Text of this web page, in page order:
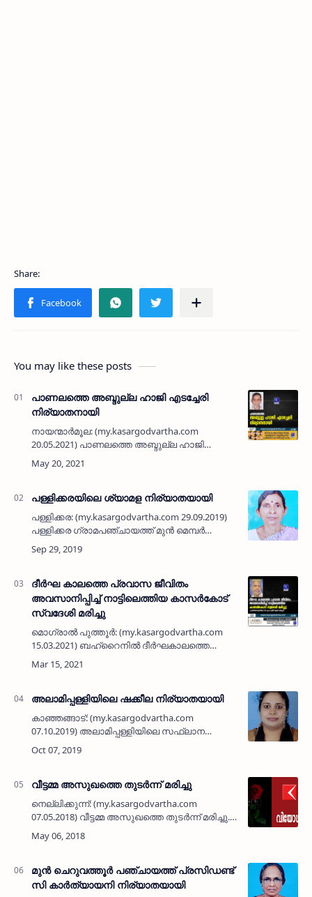
You may like these posts
പാണലത്തെ അബ്ദുല്ല ഹാജി എടച്ചേരി
നിര്യാതനായി
നായന്മാർമൂല: (my.kasargodvartha.com
20.05.2021) പാണലത്തെ അബ്ദുല്ല ഹാജി
എടച്ചേരി (70) നിര്യാതനായി. കാസർകോട് പഴയ
ബസ് സ്റ്റാൻഡ് എം ജി റോഡിൽ ത്വാഹിറ
പള്ളിക്കരയിലെ ശ്യാമള നിര്യാതയായി
പള്ളിക്കര: (my.kasargodvartha.com 29.09.2019)
പള്ളിക്കര ഗ്രാമപഞ്ചായത്ത് മുന്‍ മെമ്പര്‍
പള്ളിക്കര ചര്‍ച്ചിന് സമീപത്തെ ശ്യാമള (60)
നിര്യാതയായി. ഭര്‍ത്താവ്: പള്ളിക്കര മണ്ഡലം
ദീർഘ കാലത്തെ പ്രവാസ ജീവിതം
അവസാനിപ്പിച്ച് നാട്ടിലെത്തിയ കാസർകോട്
സ്വദേശി മരിച്ചു
മൊഗ്രാൽ പുത്തൂർ: (my.kasargodvartha.com
15.03.2021) ബഹ്‌റൈനിൽ ദീർഘകാലത്തെ
പ്രവാസ ജീവിതം അവസാനിപ്പിച്ച് നാട്ടിലെത്തിയ
കാസർകോട് സ്വദേശി മരിച്ചു.
അലാമിപ്പള്ളിയിലെ ഷക്കീല നിര്യാതയായി
കാഞ്ഞങ്ങാട്: (my.kasargodvartha.com
07.10.2019) അലാമിപ്പള്ളിയിലെ സഫ്‌ലാന
മന്‍സിലില്‍ മുഹമ്മദ്കുഞ്ഞി (സബ്
എഞ്ചിനീയര്‍, കെ എസ് ഇ ബി, ചിത്താരി)യുടെ
വീട്ടമ്മ അസുഖത്തെ തുടര്‍ന്ന് മരിച്ചു
നെല്ലിക്കുന്ന്: (my.kasargodvartha.com
07.05.2018) വീട്ടമ്മ അസുഖത്തെ തുടര്‍ന്ന് മരിച്ചു.
ബങ്കരക്കുന്ന് കുദൂര്‍ റോഡിലെ അബ്ദുല്‍
ലത്തീഫിന്റെ ഭാര്യ നഫീസ (46)യാണ് മരിച്ചത്.
മുന്‍ ചെറുവത്തൂര്‍ പഞ്ചായത്ത് പ്രസിഡണ്ട്
സി കാര്‍ത്യായനി നിര്യാതയായി